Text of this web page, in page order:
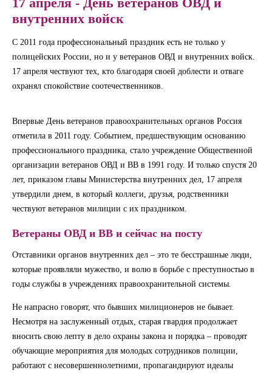
внутренних войск
С 2011 года профессиональный праздник есть не только у
полицейских России, но и у ветеранов ОВД и внутренних войск.
17 апреля чествуют тех, кто благодаря своей доблести и отваге
охранял спокойствие соотечественников.
Впервые День ветеранов правоохранительных органов Россия
отметила в 2011 году. Событием, предшествующим основанию
профессионального праздника, стало учреждение Общественной
организации ветеранов ОВД и ВВ в 1991 году. И только спустя 20
лет, приказом главы Министерства внутренних дел, 17 апреля
утвердили днем, в который коллеги, друзья, родственники
чествуют ветеранов милиции с их праздником.
Ветераны ОВД и ВВ и сейчас на посту
Отставники органов внутренних дел – это те бесстрашные люди,
которые проявляли мужество, и волю в борьбе с преступностью в
годы службы в учреждениях правоохранительной системы.
Не напрасно говорят, что бывших милиционеров не бывает.
Несмотря на заслуженный отдых, старая гвардия продолжает
вносить свою лепту в дело охраны закона и порядка – проводят
обучающие мероприятия для молодых сотрудников полиции,
работают с несовершеннолетними, пропагандируют идеалы